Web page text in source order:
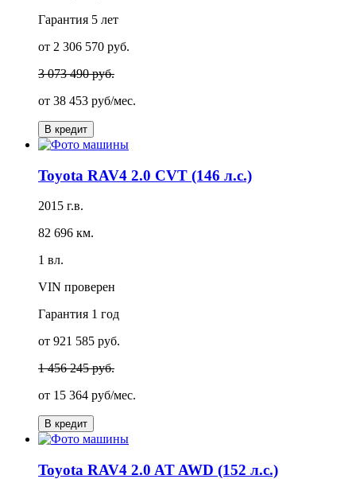
Гарантия 5 лет
от 2 306 570 руб.
3 073 490 руб.
от 38 453 руб/мес.
В кредит
Toyota RAV4 2.0 CVT (146 л.с.)
2015 г.в.
82 696 км.
1 вл.
VIN проверен
Гарантия 1 год
от 921 585 руб.
1 456 245 руб.
от 15 364 руб/мес.
В кредит
Toyota RAV4 2.0 AT AWD (152 л.с.)